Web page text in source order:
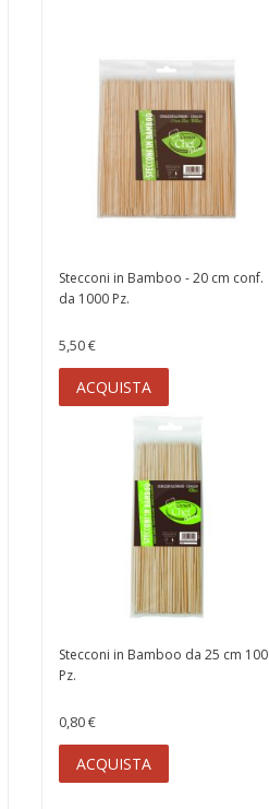
Stecconi in Bamboo - 20 cm conf.
da 1000 Pz.
5,50 €
ACQUISTA
Stecconi in Bamboo da 25 cm 100
Pz.
0,80 €
ACQUISTA